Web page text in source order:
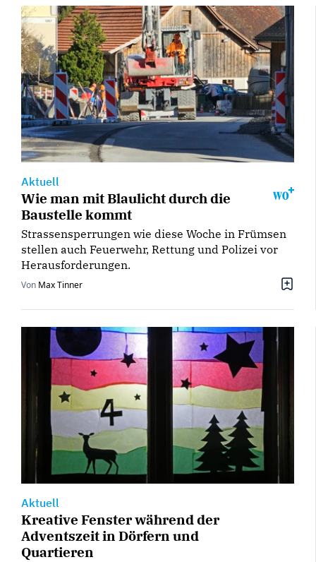
Aktuell
Wie man mit Blaulicht durch die
Baustelle kommt
Strassensperrungen wie diese Woche in Frümsen
stellen auch Feuerwehr, Rettung und Polizei vor
Herausforderungen.
Von Max Tinner
Aktuell
Kreative Fenster während der
Adventszeit in Dörfern und
Quartieren